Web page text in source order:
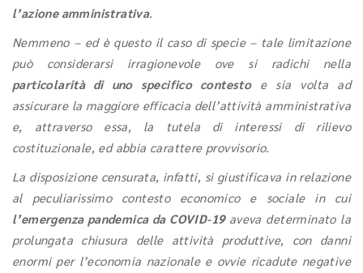
l’azione amministrativa.
Nemmeno – ed è questo il caso di specie – tale limitazione
può considerarsi irragionevole ove si radichi nella
particolarità di uno specifico contestoe sia volta ad
assicurare la maggiore efficacia dell’attività amministrativa
e, attraverso essa, la tutela di interessi di rilievo
costituzionale, ed abbia carattere provvisorio.
La disposizione censurata, infatti, si giustificava in relazione
al peculiarissimo contesto economico e sociale in cui
l’emergenza pandemica da COVID-19aveva determinato la
prolungata chiusura delle attività produttive, con danni
enormi per l’economia nazionale e ovvie ricadute negative